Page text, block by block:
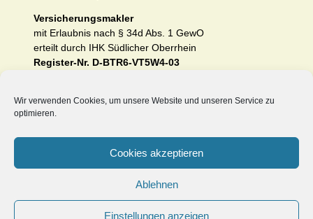
Wir verwenden Cookies, um unsere Website und unseren Service zu
optimieren.
Cookies akzeptieren
Ablehnen
Einstellungen anzeigen
Versicherungsmakler
mit Erlaubnis nach § 34d Abs. 1 GewO
erteilt durch IHK Südlicher Oberrhein
Register-Nr. D-BTR6-VT5W4-03
VersVermV
Datenschutzerklärung (EU-DSGVO)